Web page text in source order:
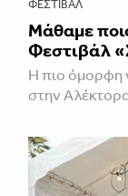
ΦΕΣΤΙΒΑΛ
Μάθαμε
Φεστιβάλ
Η πιο όμορφη
στην